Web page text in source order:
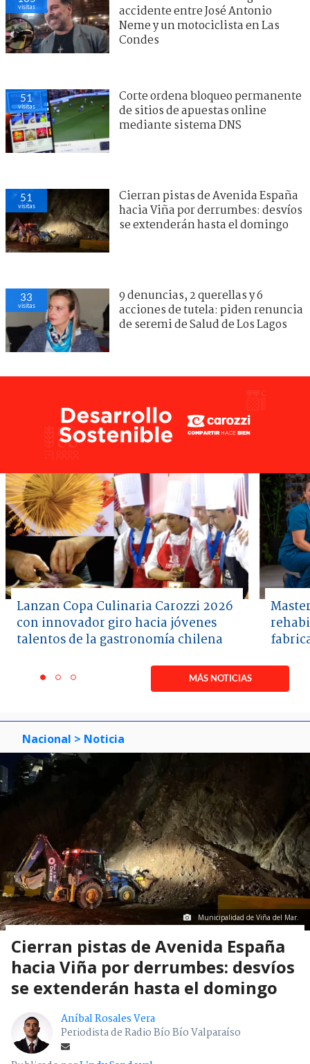
visitas
accidente entre José Antonio
Neme y un motociclista en Las
Condes
51
visitas
Corte ordena bloqueo permanente
de sitios de apuestas online
mediante sistema DNS
51
visitas
Cierran pistas de Avenida España
hacia Viña por derrumbes: desvíos
se extenderán hasta el domingo
33
visitas
9 denuncias, 2 querellas y 6
acciones de tutela: piden renuncia
de seremi de Salud de Los Lagos
Lanzan Copa Culinaria Carozzi 2026
con innovador giro hacia jóvenes
talentos de la gastronomía chilena
itemitemitem
MÁS NOTICIAS
Nacional > Noticia
Municipalidad de Viña del Mar.
Cierran pistas de Avenida España
hacia Viña por derrumbes: desvíos
se extenderán hasta el domingo
Aníbal Rosales Vera
Periodista de Radio Bío Bío Valparaíso